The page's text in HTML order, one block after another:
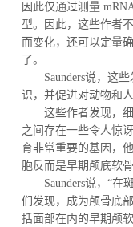
因此仅通过测量
型。因此，这些作者
而变化，还可以定量
了。
Saunders说，这
识，并促进对动物和
这些作者发现，
之间存在一些令人惊
育非常重要的基因，
胞反而是早期颅底软骨
Saunders说，“
们发现，成为颅骨底
括面部在内的早期颅